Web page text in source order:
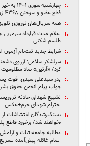
قطع عضو و سوختن ۴۳۶۸ زن و مرد و کودک
همه سریال‌های نوروزی
اعلام مدت قرارداد
طلسم شکنی
شرایط جدید ثبت‌نام
سرلشکر سلامی: آرزوی
کرد/ «آرتین» نماد
پدر سیدعلی سیدی: فوت
جواب پیام‌ انجمن حقوق بشر
تشییع شهدای حادثه
احترام شهدای حرم+عکس
دستگیرشدگان اغتشاشات از
نخواهند شد/ برخورد قاطع
مطالبه جامعه ثبات و
اتمام غائله پیش‌آمده